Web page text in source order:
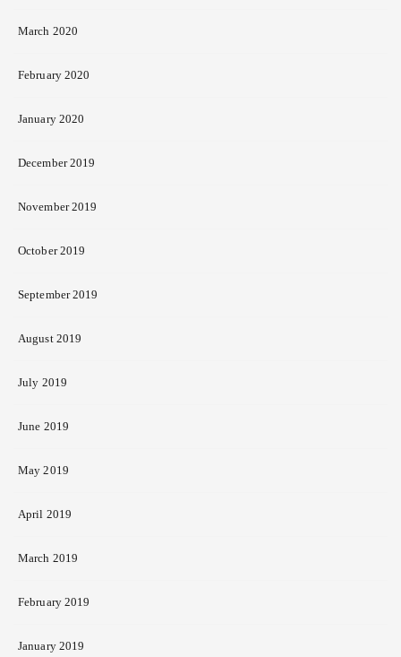
March 2020
February 2020
January 2020
December 2019
November 2019
October 2019
September 2019
August 2019
July 2019
June 2019
May 2019
April 2019
March 2019
February 2019
January 2019